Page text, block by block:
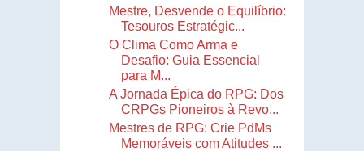
Mestre, Desvende o Equilíbrio:
Tesouros Estratégic...
O Clima Como Arma e
Desafio: Guia Essencial
para M...
A Jornada Épica do RPG: Dos
CRPGs Pioneiros à Revo...
Mestres de RPG: Crie PdMs
Memoráveis com Atitudes ...